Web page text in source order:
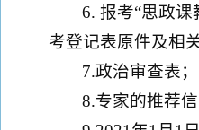
6. 报考“思政
考登记表原件及相
7.政治审查表；
8.专家的推荐信